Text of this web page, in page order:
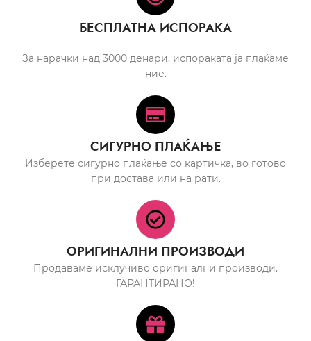
БЕСПЛАТНА ИСПОРАКА
За нарачки над 3000 денари, испораката ја плаќаме
ние.
СИГУРНО ПЛАЌАЊЕ
Изберете сигурно плаќање со картичка, во готово
при достава или на рати.
ОРИГИНАЛНИ ПРОИЗВОДИ
Продаваме исклучиво оригинални производи.
ГАРАНТИРАНО!